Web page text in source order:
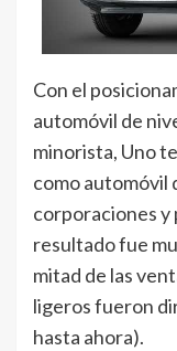
Con el
automóvil de
minorista, Uno
como automóvil
corporaciones y
resultado fue
mitad de las
ligeros fueron
hasta ahora).